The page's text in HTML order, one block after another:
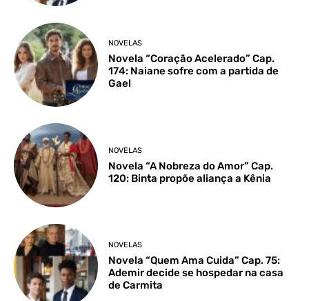
NOVELAS
Novela “Coração Acelerado” Cap.
174: Naiane sofre com a partida de
Gael
NOVELAS
Novela “A Nobreza do Amor” Cap.
120: Binta propõe aliança a Kênia
NOVELAS
Novela “Quem Ama Cuida” Cap. 75:
Ademir decide se hospedar na casa
de Carmita